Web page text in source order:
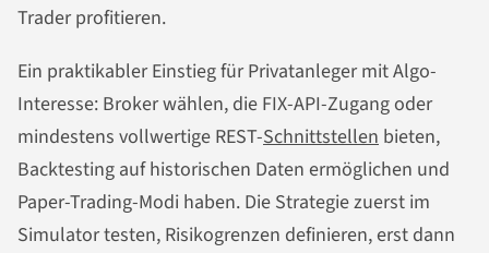
Trader profitieren.
Ein praktikabler Einstieg für Privatanleger mit Algo-
Interesse: Broker wählen, die FIX-API-Zugang oder
mindestens vollwertige REST-Schnittstellen bieten,
Backtesting auf historischen Daten ermöglichen und
Paper-Trading-Modi haben. Die Strategie zuerst im
Simulator testen, Risikogrenzen definieren, erst dann